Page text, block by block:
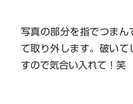
写真の部分を指でつまん
て取り外します。破いて
すので気合い入れて！笑